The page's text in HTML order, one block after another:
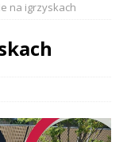
na igrzyskach